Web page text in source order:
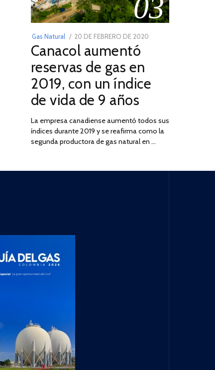
03
Gas Natural
POSTED
ON
20 DE FEBRERO DE 2020
2025
Canacol aumentó
reservas de gas en
2019, con un índice
de vida de 9 años
La empresa canadiense aumentó todos sus
índices durante 2019 y se reafirma como la
segunda productora de gas natural en …